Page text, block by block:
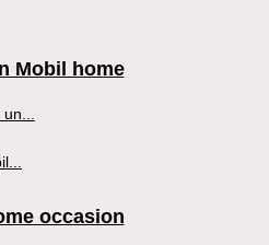
Mobil home
occasion